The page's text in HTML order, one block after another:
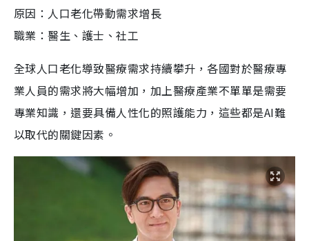
原因：人口老化帶動需求增長
職業：醫生、護士、社工
全球人口老化導致醫療需求持續攀升，各國對於醫療專
業人員的需求將大幅增加，加上醫療產業不單單是需要
專業知識，還要具備人性化的照護能力，這些都是AI難
以取代的關鍵因素。